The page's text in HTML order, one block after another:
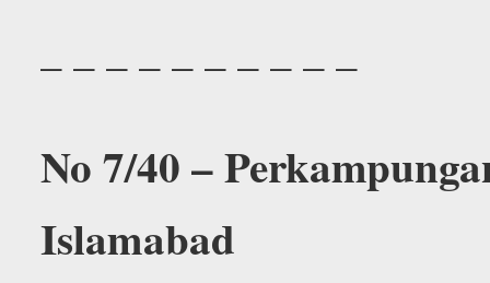
– – – – – – – – – –
No 7/40 –
Islamabad